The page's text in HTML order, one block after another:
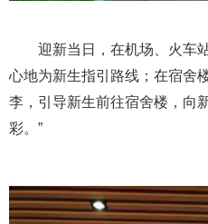
迎新当日，在机场、火车站
心地为新生指引路线；在宿舍
李，引导新生前往宿舍楼，向
彩。”